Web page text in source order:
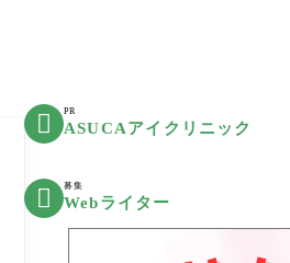
 PR
ASUCAアイクリニック
 募集
Webライター